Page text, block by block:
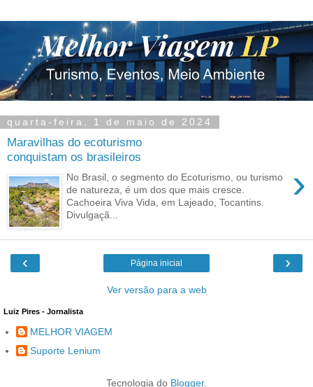
quarta-feira, 1 de maio de 2024
Maravilhas do ecoturismo
conquistam os brasileiros
›
No Brasil, o segmento do Ecoturismo, ou turismo
de natureza, é um dos que mais cresce.
Cachoeira Viva Vida, em Lajeado, Tocantins.
Divulgaçã...
‹ ›
Página inicial
Ver versão para a web
Luiz Pires - Jornalista
MELHOR VIAGEM
Suporte Lenium
Tecnologia do Blogger.